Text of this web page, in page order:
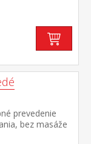
prevedenie
bez masáže